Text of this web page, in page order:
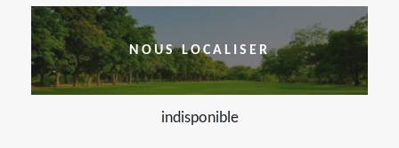
NOUS LOCALISER
indisponible